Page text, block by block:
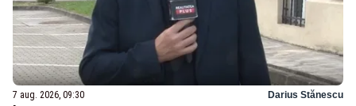
7 aug. 2026, 09:30 Darius Stănescu